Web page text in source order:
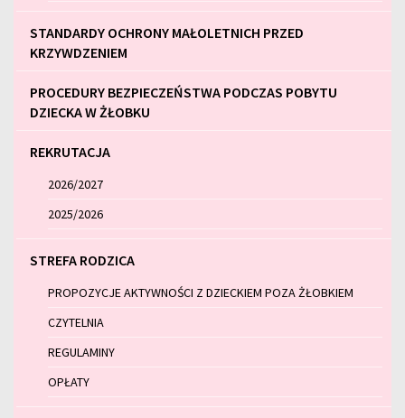
STANDARDY OCHRONY MAŁOLETNICH PRZED
KRZYWDZENIEM
PROCEDURY BEZPIECZEŃSTWA PODCZAS POBYTU
DZIECKA W ŻŁOBKU
REKRUTACJA
2026/2027
2025/2026
STREFA RODZICA
PROPOZYCJE AKTYWNOŚCI Z DZIECKIEM POZA ŻŁOBKIEM
CZYTELNIA
REGULAMINY
OPŁATY